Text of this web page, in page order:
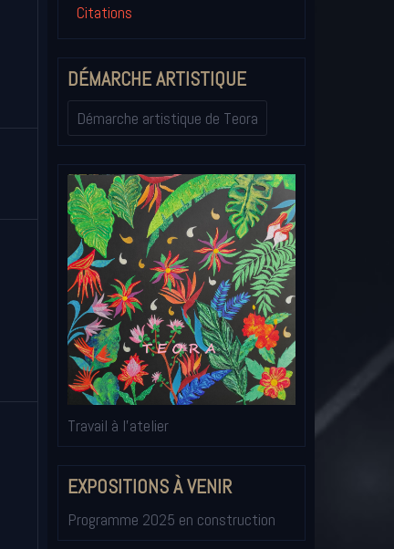
Citations
DÉMARCHE ARTISTIQUE
Démarche artistique de Teora
Travail à l'atelier
EXPOSITIONS À VENIR
Programme 2025 en construction